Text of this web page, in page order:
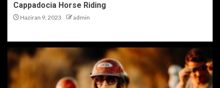
Cappadocia Horse Riding
Haziran 9, 2023 admin